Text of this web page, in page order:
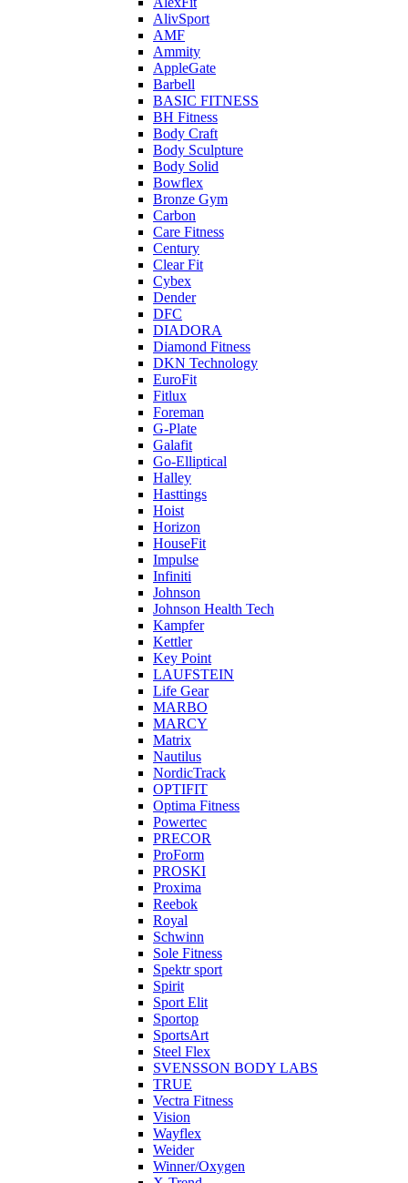
AlivSport
AMF
Ammity
AppleGate
Barbell
BASIC FITNESS
BH Fitness
Body Craft
Body Sculpture
Body Solid
Bowflex
Bronze Gym
Carbon
Care Fitness
Century
Clear Fit
Cybex
Dender
DFC
DIADORA
Diamond Fitness
DKN Technology
EuroFit
Fitlux
Foreman
G-Plate
Galafit
Go-Elliptical
Halley
Hasttings
Hoist
Horizon
HouseFit
Impulse
Infiniti
Johnson
Johnson Health Tech
Kampfer
Kettler
Key Point
LAUFSTEIN
Life Gear
MARBO
MARCY
Matrix
Nautilus
NordicTrack
OPTIFIT
Optima Fitness
Powertec
PRECOR
ProForm
PROSKI
Proxima
Reebok
Royal
Schwinn
Sole Fitness
Spektr sport
Spirit
Sport Elit
Sportop
SportsArt
Steel Flex
SVENSSON BODY LABS
TRUE
Vectra Fitness
Vision
Wayflex
Weider
Winner/Oxygen